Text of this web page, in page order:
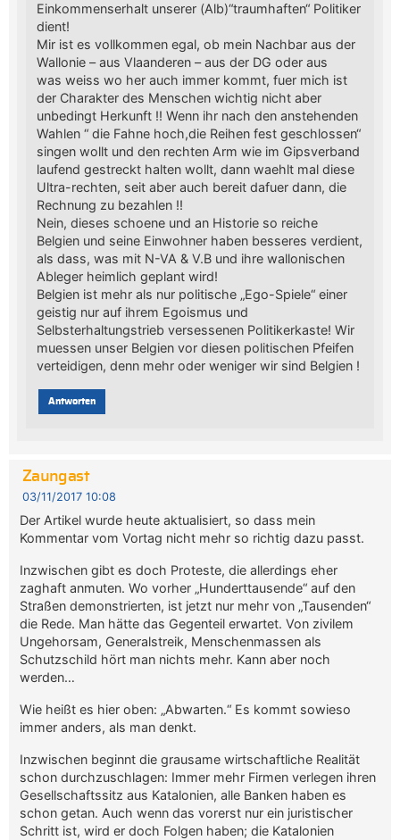
Einkommenserhalt unserer (Alb)“traumhaften“ Politiker
dient!
Mir ist es vollkommen egal, ob mein Nachbar aus der
Wallonie – aus Vlaanderen – aus der DG oder aus
was weiss wo her auch immer kommt, fuer mich ist
der Charakter des Menschen wichtig nicht aber
unbedingt Herkunft !! Wenn ihr nach den anstehenden
Wahlen “ die Fahne hoch,die Reihen fest geschlossen“
singen wollt und den rechten Arm wie im Gipsverband
laufend gestreckt halten wollt, dann waehlt mal diese
Ultra-rechten, seit aber auch bereit dafuer dann, die
Rechnung zu bezahlen !!
Nein, dieses schoene und an Historie so reiche
Belgien und seine Einwohner haben besseres verdient,
als dass, was mit N-VA & V.B und ihre wallonischen
Ableger heimlich geplant wird!
Belgien ist mehr als nur politische „Ego-Spiele“ einer
geistig nur auf ihrem Egoismus und
Selbsterhaltungstrieb versessenen Politikerkaste! Wir
muessen unser Belgien vor diesen politischen Pfeifen
verteidigen, denn mehr oder weniger wir sind Belgien !
Antworten
Zaungast
03/11/2017 10:08
Der Artikel wurde heute aktualisiert, so dass mein
Kommentar vom Vortag nicht mehr so richtig dazu passt.
Inzwischen gibt es doch Proteste, die allerdings eher
zaghaft anmuten. Wo vorher „Hunderttausende“ auf den
Straßen demonstrierten, ist jetzt nur mehr von „Tausenden“
die Rede. Man hätte das Gegenteil erwartet. Von zivilem
Ungehorsam, Generalstreik, Menschenmassen als
Schutzschild hört man nichts mehr. Kann aber noch
werden…
Wie heißt es hier oben: „Abwarten.“ Es kommt sowieso
immer anders, als man denkt.
Inzwischen beginnt die grausame wirtschaftliche Realität
schon durchzuschlagen: Immer mehr Firmen verlegen ihren
Gesellschaftssitz aus Katalonien, alle Banken haben es
schon getan. Auch wenn das vorerst nur ein juristischer
Schritt ist, wird er doch Folgen haben; die Katalonien